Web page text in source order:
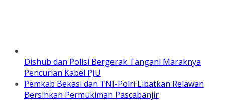
Dishub dan Polisi Bergerak Tangani Maraknya
Pencurian Kabel PJU
Pemkab Bekasi dan TNI-Polri Libatkan Relawan
Bersihkan Permukiman Pascabanjir